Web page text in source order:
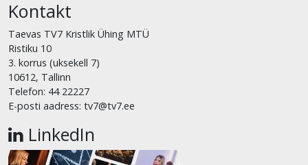
Kontakt
Taevas TV7 Kristlik Ühing MTÜ
Ristiku 10
3. korrus (uksekell 7)
10612, Tallinn
Telefon: 44 22227
E-posti aadress: tv7@tv7.ee
LinkedIn